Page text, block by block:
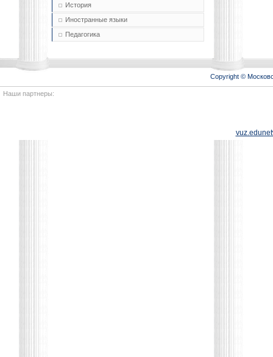
История
Иностранные языки
Педагогика
Copyright ©
Наши партнеры: